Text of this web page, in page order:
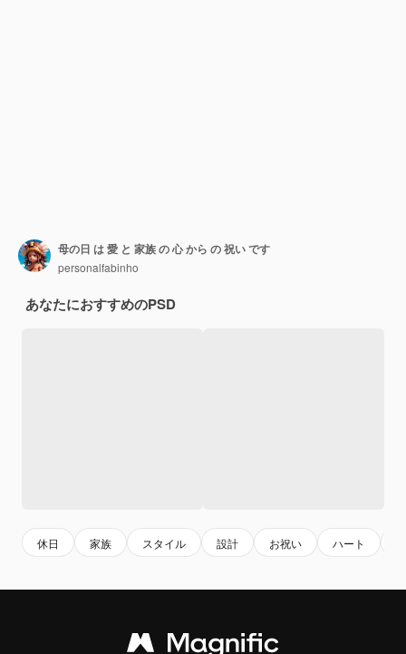
母の日 は 愛 と 家族 の 心 から の 祝い です
personalfabinho
あなたにおすすめのPSD
休日 家族 スタイル 設計 お祝い ハート